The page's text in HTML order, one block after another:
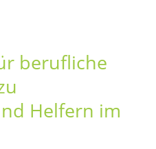
berufliche
Helfern im